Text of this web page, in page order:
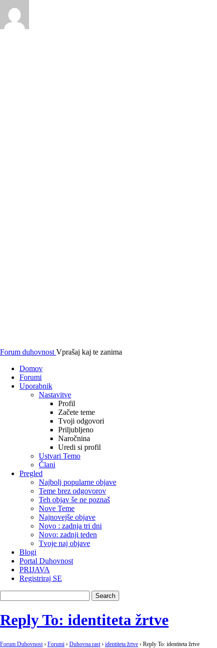
Forum duhovnost Vprašaj kaj te zanima
Domov
Forumi
Uporabnik
Nastavitve
Profil
Začete teme
Tvoji odgovori
Priljubljeno
Naročnina
Uredi si profil
Ustvari Temo
Člani
Pregled
Najbolj popularne objave
Teme brez odgovorov
Teh objav še ne poznaš
Nove Teme
Najnovejše objave
Novo : zadnja tri dni
Novo: zadnji teden
Tvoje naj objave
Blogi
Portal Duhovnost
PRIJAVA
Registriraj SE
Reply To: identiteta žrtve
Forum Duhovnost › Forumi › Duhovna rast › identiteta žrtve › Reply To: identiteta žrtve